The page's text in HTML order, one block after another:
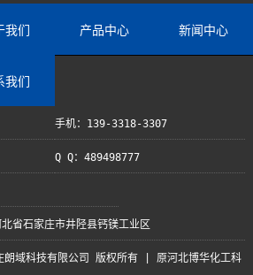
我们 产品中心 新闻中心
我们
手机：139-3318-3307
Q Q：489498777
省石家庄市井陉县钙镁工业区
域科技有限公司 版权所有 | 原河北博华化工科